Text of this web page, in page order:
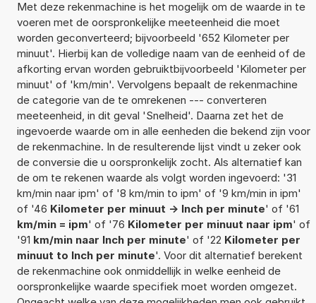
Met deze rekenmachine is het mogelijk om de waarde in te
voeren met de oorspronkelijke meeteenheid die moet
worden geconverteerd; bijvoorbeeld '652 Kilometer per
minuut'. Hierbij kan de volledige naam van de eenheid of de
afkorting ervan worden gebruiktbijvoorbeeld 'Kilometer per
minuut' of 'km/min'. Vervolgens bepaalt de rekenmachine
de categorie van de te omrekenen --- converteren
meeteenheid, in dit geval 'Snelheid'. Daarna zet het de
ingevoerde waarde om in alle eenheden die bekend zijn voor
de rekenmachine. In de resulterende lijst vindt u zeker ook
de conversie die u oorspronkelijk zocht. Als alternatief kan
de om te rekenen waarde als volgt worden ingevoerd: '31
km/min naar ipm' of '8 km/min to ipm' of '9 km/min in ipm'
of '46 Kilometer per minuut -> Inch per minute' of '61
km/min = ipm' of '76 Kilometer per minuut naar ipm' of
'91 km/min naar Inch per minute' of '22 Kilometer per
minuut to Inch per minute'. Voor dit alternatief berekent
de rekenmachine ook onmiddellijk in welke eenheid de
oorspronkelijke waarde specifiek moet worden omgezet.